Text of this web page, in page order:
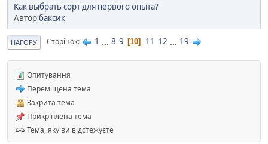
Как выбрать сорт для первого опыта?
Авторбаксик
НАГОРУ Сторінок 1 ... 8 9 10 11 12 ... 19
Опитування
Переміщена тема
Закрита тема
Прикріплена тема
Тема, яку ви відстежуєте